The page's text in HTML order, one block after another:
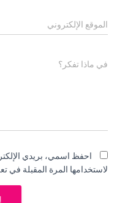
الموقع الإلكتروني
في ماذا تفكر؟
احفظ اسمي، بريدي
لاستخدامها المرة المقبلة في